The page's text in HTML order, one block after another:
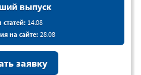
выпуск
14.08
на сайте:28.08
заявку